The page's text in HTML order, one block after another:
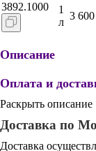
3892.1000
1
л
3 600
Описание
Оплата и
Раскрыть описание
Доставка по
Доставка